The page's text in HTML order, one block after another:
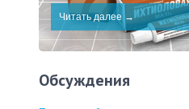
Читать далее →
Обсуждения